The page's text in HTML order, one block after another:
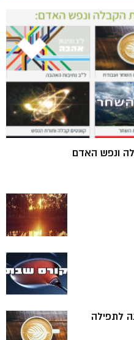
ונפש האדם
לתפילה